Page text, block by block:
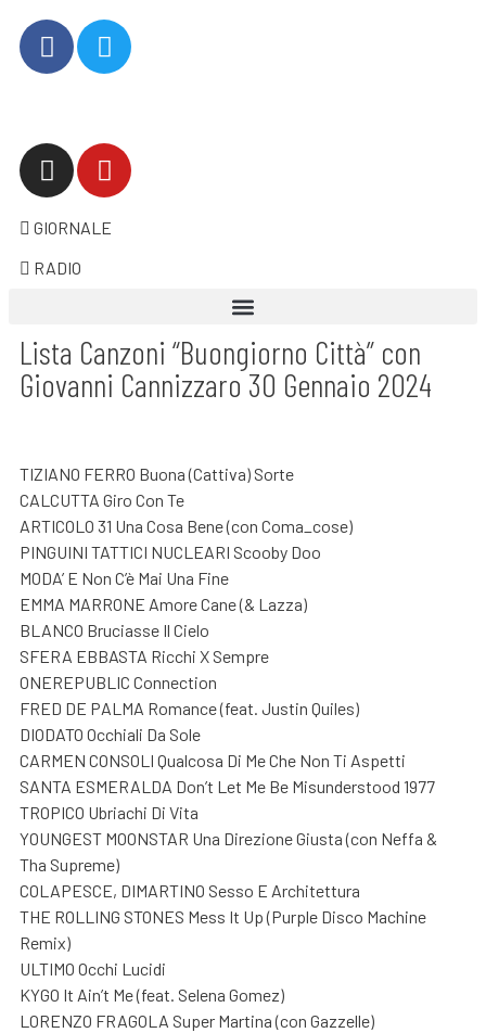
GIORNALE
RADIO
Lista Canzoni “Buongiorno Città” con
Giovanni Cannizzaro 30 Gennaio 2024
TIZIANO FERRO Buona (Cattiva) Sorte
CALCUTTA Giro Con Te
ARTICOLO 31 Una Cosa Bene (con Coma_cose)
PINGUINI TATTICI NUCLEARI Scooby Doo
MODA’ E Non C’è Mai Una Fine
EMMA MARRONE Amore Cane (& Lazza)
BLANCO Bruciasse Il Cielo
SFERA EBBASTA Ricchi X Sempre
ONEREPUBLIC Connection
FRED DE PALMA Romance (feat. Justin Quiles)
DIODATO Occhiali Da Sole
CARMEN CONSOLI Qualcosa Di Me Che Non Ti Aspetti
SANTA ESMERALDA Don’t Let Me Be Misunderstood 1977
TROPICO Ubriachi Di Vita
YOUNGEST MOONSTAR Una Direzione Giusta (con Neffa &
Tha Supreme)
COLAPESCE, DIMARTINO Sesso E Architettura
THE ROLLING STONES Mess It Up (Purple Disco Machine
Remix)
ULTIMO Occhi Lucidi
KYGO It Ain’t Me (feat. Selena Gomez)
LORENZO FRAGOLA Super Martina (con Gazzelle)